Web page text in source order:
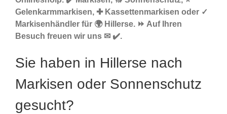
Gelenkarmmarkisen, ✚ Kassettenmarkisen oder ✓
Markisenhändler für 🌍 Hillerse. ⏩ Auf Ihren
Besuch freuen wir uns ✉ ✔️.
Sie haben in Hillerse nach
Markisen oder Sonnenschutz
gesucht?